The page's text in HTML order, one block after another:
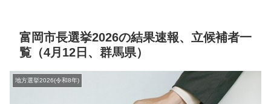
富岡市長選挙2026の結果速報、立候補者一
覧（4月12日、群馬県）
地方選挙2026(令和8年)